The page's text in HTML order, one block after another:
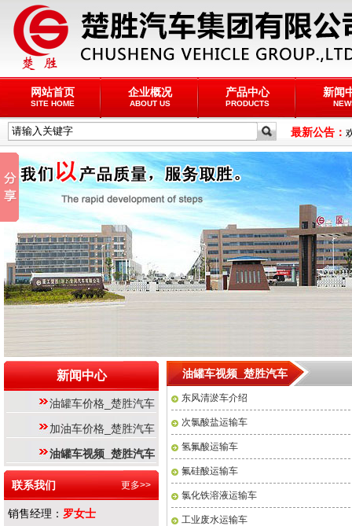
网站首页
SITE HOME
企业概况
ABOUT US
产品中心
PRODUCTS
新闻
最新公告：
新闻中心
油罐车价格_楚胜汽车
加油车价格_楚胜汽车
油罐车视频_楚胜汽车
联系我们 更多>>
销售经理： 罗女士
油罐车视频_楚胜汽车
东风清淤车介绍
次氯酸盐运输车
氢氟酸运输车
氟硅酸运输车
氯化铁溶液运输车
工业废水运输车